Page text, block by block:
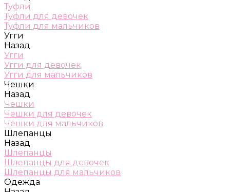
Туфли
Туфли для девочек
Туфли для мальчиков
Угги
Назад
Угги
Угги для девочек
Угги для мальчиков
Чешки
Назад
Чешки
Чешки для девочек
Чешки для мальчиков
Шлепанцы
Назад
Шлепанцы
Шлепанцы для девочек
Шлепанцы для мальчиков
Одежда